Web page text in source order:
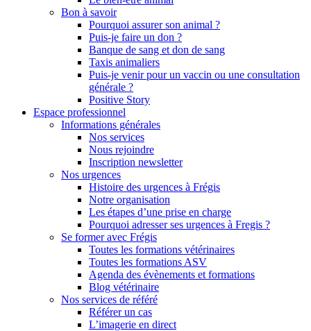
Bon à savoir
Pourquoi assurer son animal ?
Puis-je faire un don ?
Banque de sang et don de sang
Taxis animaliers
Puis-je venir pour un vaccin ou une consultation
générale ?
Positive Story
Espace professionnel
Informations générales
Nos services
Nous rejoindre
Inscription newsletter
Nos urgences
Histoire des urgences à Frégis
Notre organisation
Les étapes d’une prise en charge
Pourquoi adresser ses urgences à Fregis ?
Se former avec Frégis
Toutes les formations vétérinaires
Toutes les formations ASV
Agenda des évènements et formations
Blog vétérinaire
Nos services de référé
Référer un cas
L’imagerie en direct